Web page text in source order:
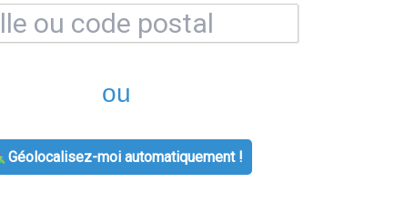
ou
Géolocalisez-moi automatiquement !